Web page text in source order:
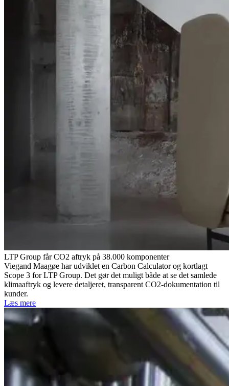
LTP Group får CO2 aftryk på 38.000 komponenter
Viegand Maagøe har udviklet en Carbon Calculator og kortlagt
Scope 3 for LTP Group. Det gør det muligt både at se det samlede
klimaaftryk og levere detaljeret, transparent CO2-dokumentation til
kunder.
Læs mere